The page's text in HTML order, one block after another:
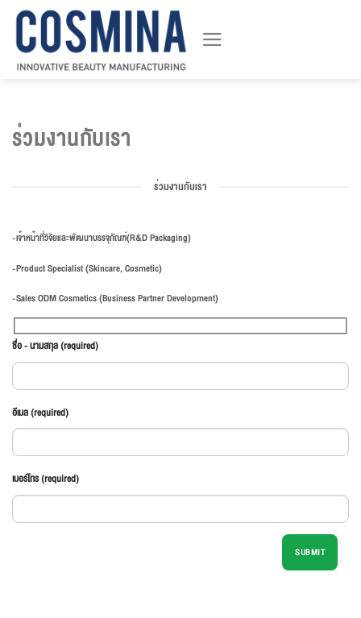
ร่วมงานกับเรา
ร่วมงานกับเรา
-เจ้าหน้าที่วิจัยและพัฒนาบรรจุภัณฑ์(R&D Packaging)
-Product Specialist (Skincare, Cosmetic)
-Sales ODM Cosmetics (Business Partner Development)
ชื่อ - นามสกุล (required)
อีเมล (required)
เบอร์โทร (required)